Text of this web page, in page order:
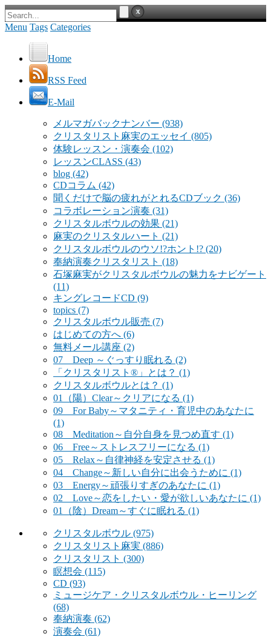
Menu Tags Categories
Home
RSS Feed
E-Mail
メルマガバックナンバー (938)
クリスタリスト麻実のエッセイ (805)
体験レッスン・演奏会 (102)
レッスンCLASS (43)
blog (42)
CDコラム (42)
聞くだけで脳の疲れがとれるCDブック (36)
コラボレーション演奏 (31)
クリスタルボウルの効果 (21)
麻実のクリスタルハート (21)
クリスタルボウルのウソ!?ホント!? (20)
奉納演奏クリスタリスト (18)
石塚麻実がクリスタルボウルの魅力をナビゲート
(11)
キングレコードCD (9)
topics (7)
クリスタルボウル販売 (7)
はじめての方へ (6)
無料メール講座 (2)
07 Deep ～ぐっすり眠れる (2)
「クリスタリスト®」とは？ (1)
クリスタルボウルとは？ (1)
01（陽）Clear～クリアになる (1)
09 For Baby～マタニティ・育児中のあなたに
(1)
08 Meditation～自分自身を見つめ直す (1)
06 Free～ストレスフリーになる (1)
05 Relax～自律神経を安定させる (1)
04 Change～新しい自分に出会うために (1)
03 Energy～頑張りすぎのあなたに (1)
02 Love～恋をしたい・愛が欲しいあなたに (1)
01（陰）Dream～すぐに眠れる (1)
クリスタルボウル (975)
クリスタリスト麻実 (886)
クリスタリスト (300)
瞑想会 (115)
CD (93)
ミュージケア・クリスタルボウル・ヒーリング
(68)
奉納演奏 (62)
演奏会 (61)